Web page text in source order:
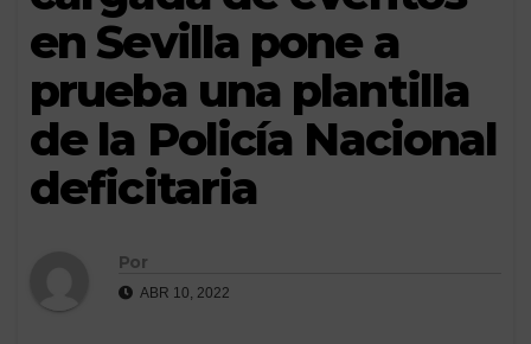
en Sevilla pone a
prueba una plantilla
de la Policía Nacional
deficitaria
Por
ABR 10, 2022